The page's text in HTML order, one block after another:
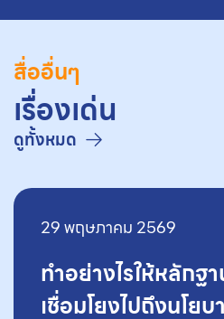
สื่ออื่นๆ
เรื่องเด่น
ดูทั้งหมด
29 พฤษภาคม 2569
ทำอย่างไรให้หลักฐ
เชื่อมโยงไปถึงนโย